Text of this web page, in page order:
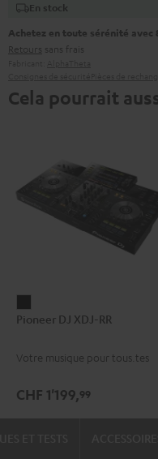
En stock
Achetez en toute sérénité
Retours sans frais
Cela pourrait
DJ
RR
Pioneer DJ XDJ-RR
Votre musique pour tous.tes
CHF 1'199,99